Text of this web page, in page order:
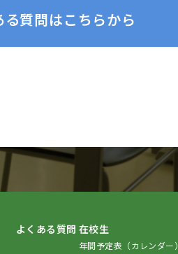
る質問はこちらから
よくある質問 在校生
年間予定表（カレンダー）